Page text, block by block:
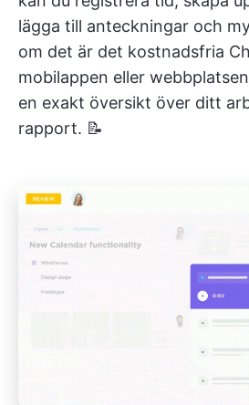
lägga till anteckningar och
om det är det kostnadsfria
mobilappen eller
en exakt översikt över ditt
rapport. 📝